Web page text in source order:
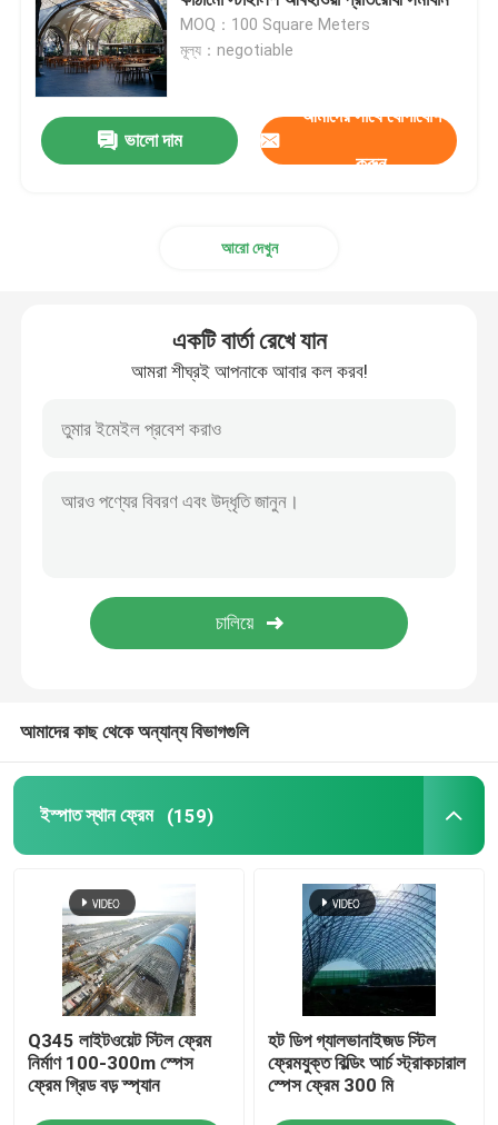
স্পেস ফ্রেম নোড
অ্যালুমিনিয়াম পর্দা প্রাচীর
ছাদের গম্বুজ স্কাইলাইট
গুদাম ছাদ গঠন
MOQ：100 Square Meters
মূল্য：negotiable
ভালো দাম
আমাদের সাথে যোগাযোগ
করুন
আরো দেখুন
একটি বার্তা রেখে যান
আমরা শীঘ্রই আপনাকে আবার কল করব!
আমাদের কাছ থেকে অন্যান্য বিভাগগুলি
ইস্পাত স্থান ফ্রেম (159)
Q345 লাইটওয়েট স্টিল ফ্রেম
নির্মাণ 100-300m স্পেস
ফ্রেম গ্রিড বড় স্প্যান
হট ডিপ গ্যালভানাইজড স্টিল
ফ্রেমযুক্ত বিল্ডিং আর্চ স্ট্রাকচারাল
স্পেস ফ্রেম 300 মি